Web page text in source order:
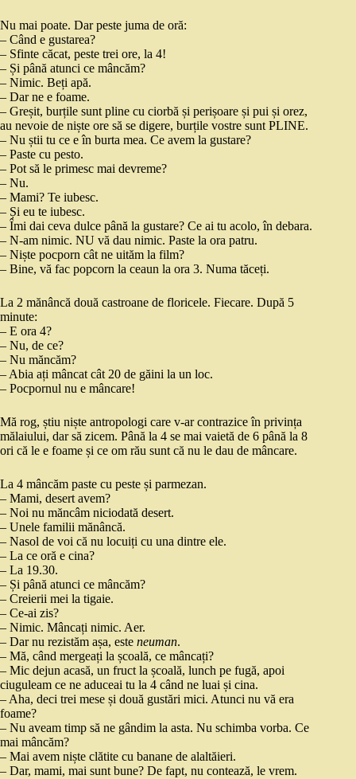
Nu mai poate. Dar peste juma de oră:
– Când e gustarea?
– Sfinte căcat, peste trei ore, la 4!
– Și până atunci ce mâncăm?
– Nimic. Beți apă.
– Dar ne e foame.
– Greșit, burțile sunt pline cu ciorbă și perișoare și pui și orez,
au nevoie de niște ore să se digere, burțile vostre sunt PLINE.
– Nu știi tu ce e în burta mea. Ce avem la gustare?
– Paste cu pesto.
– Pot să le primesc mai devreme?
– Nu.
– Mami? Te iubesc.
– Și eu te iubesc.
– Îmi dai ceva dulce până la gustare? Ce ai tu acolo, în debara.
– N-am nimic. NU vă dau nimic. Paste la ora patru.
– Niște pocporn cât ne uităm la film?
– Bine, vă fac popcorn la ceaun la ora 3. Numa tăceți.
La 2 mănâncă două castroane de floricele. Fiecare. După 5
minute:
– E ora 4?
– Nu, de ce?
– Nu măncăm?
– Abia ați mâncat cât 20 de găini la un loc.
– Pocpornul nu e mâncare!
Mă rog, știu niște antropologi care v-ar contrazice în privința
mălaiului, dar să zicem. Până la 4 se mai vaietă de 6 până la 8
ori că le e foame și ce om rău sunt că nu le dau de mâncare.
La 4 mâncăm paste cu peste și parmezan.
– Mami, desert avem?
– Noi nu măncâm niciodată desert.
– Unele familii mănâncă.
– Nasol de voi că nu locuiți cu una dintre ele.
– La ce oră e cina?
– La 19.30.
– Și până atunci ce mâncăm?
– Creierii mei la tigaie.
– Ce-ai zis?
– Nimic. Mâncați nimic. Aer.
– Dar nu rezistăm așa, este neuman.
– Mă, când mergeați la școală, ce mâncați?
– Mic dejun acasă, un fruct la școală, lunch pe fugă, apoi
ciuguleam ce ne aduceai tu la 4 când ne luai și cina.
– Aha, deci trei mese și două gustări mici. Atunci nu vă era
foame?
– Nu aveam timp să ne gândim la asta. Nu schimba vorba. Ce
mai mâncăm?
– Mai avem niște clătite cu banane de alaltăieri.
– Dar, mami, mai sunt bune? De fapt, nu contează, le vrem.